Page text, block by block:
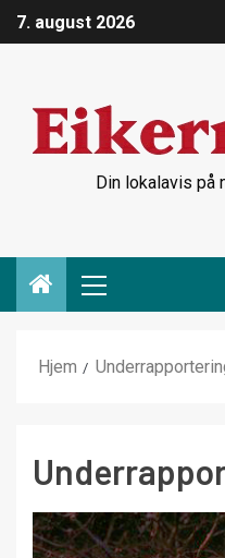
7. august 2026
Din lokalavis
Hjem